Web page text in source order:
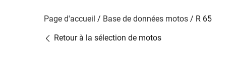
Page d'accueil Base de données motos
R 65
Retour à la sélection de motos